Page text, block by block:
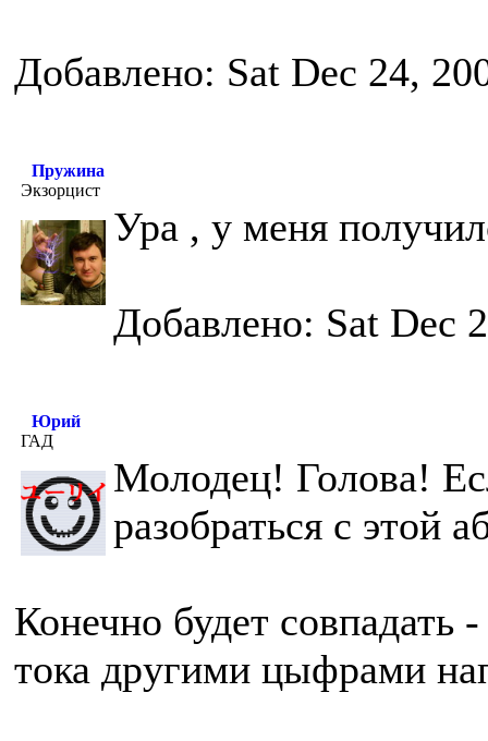
Добавлено: Sat Dec 24,
Пружина
Экзорцист
Ура , у меня
Добавлено: Sat Dec
Юрий
ГАД
Молодец! Голова!
разобраться с этой
Конечно будет совпадать
тока другими цыфрами